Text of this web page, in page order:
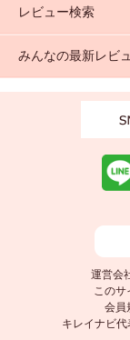
レビュー検索
みんなの最新レビ
運営会
このサ
会員
キレイナビ